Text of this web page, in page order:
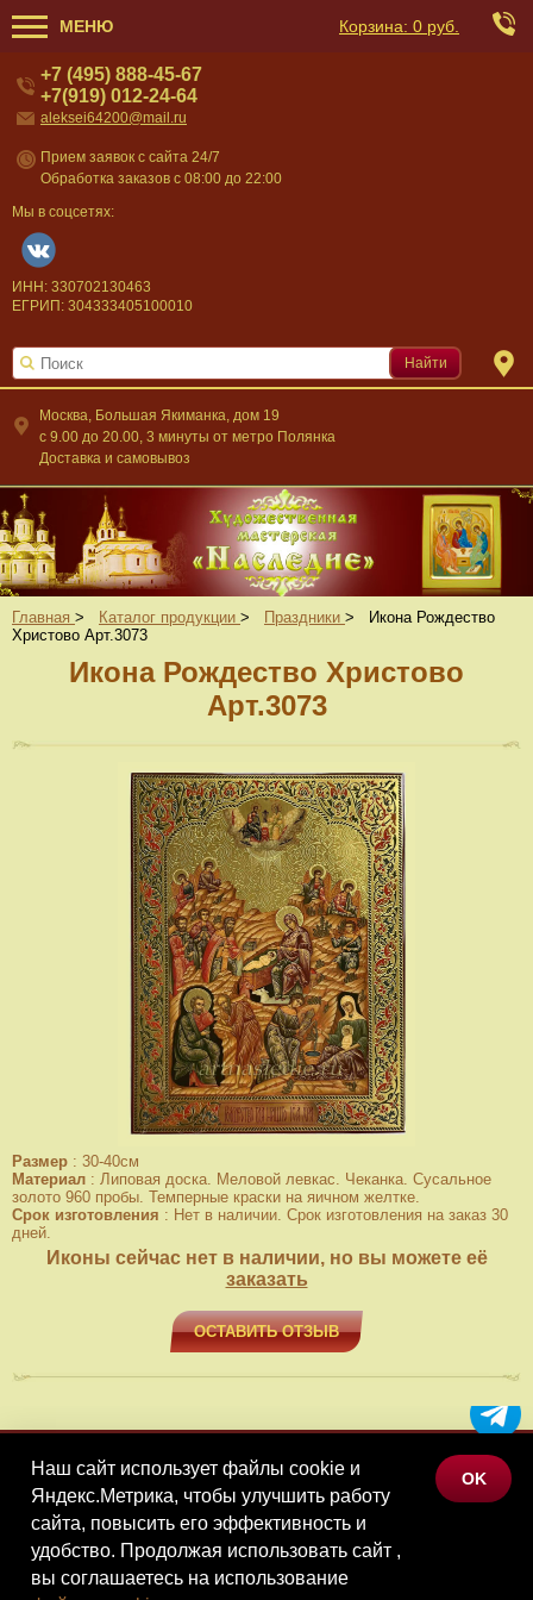
МЕНЮ Корзина: 0 руб.
Москва, Большая Якиманка, дом 19
c 9.00 до 20.00, 3 минуты от метро Полянка
Доставка и самовывоз
+7 (495) 888-45-67
+7(919) 012-24-64
aleksei64200@mail.ru
Прием заявок с сайта 24/7
Обработка заказов с 08:00 до 22:00
Мы в соцсетях:
ИНН: 330702130463
ЕГРИП: 304333405100010
Найти
Главная > Каталог продукции > Праздники >
Икона Рождество
Христово Арт.3073
Икона Рождество Христово
Арт.3073
Размер : 30-40см
Материал : Липовая доска. Меловой левкас. Чеканка. Сусальное
золото 960 пробы. Темперные краски на яичном желтке.
Срок изготовления : Нет в наличии. Срок изготовления на заказ 30
дней.
Иконы сейчас нет в наличии, но вы можете её
заказать
ОСТАВИТЬ ОТЗЫВ
МЕНЮ
КАТАЛОГ ТОВАРОВ
КОНТАКТЫ
Наш сайт использует файлы cookie и
Яндекс.Метрика, чтобы улучшить работу
сайта, повысить его эффективность и
удобство. Продолжая использовать сайт ,
вы соглашаетесь на использование
OK